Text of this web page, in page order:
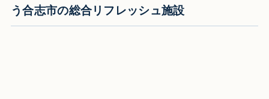
う合志市の総合リフレッシュ施設